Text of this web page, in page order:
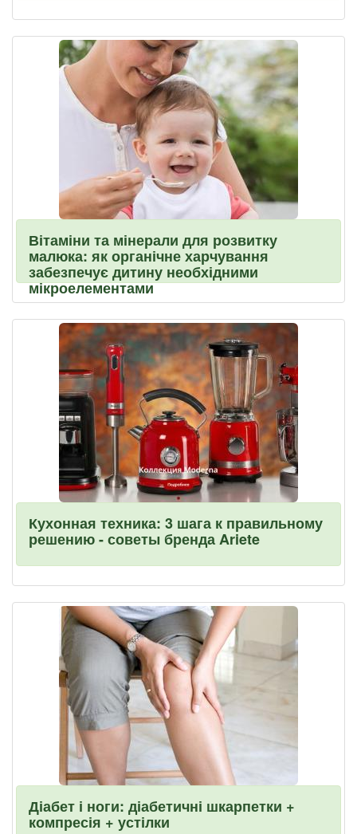
Вітаміни та мінерали для розвитку
малюка: як органічне харчування
забезпечує дитину необхідними
мікроелементами
Кухонная техника: 3 шага к правильному
решению - советы бренда Ariete
Діабет і ноги: діабетичні шкарпетки +
компресія + устілки